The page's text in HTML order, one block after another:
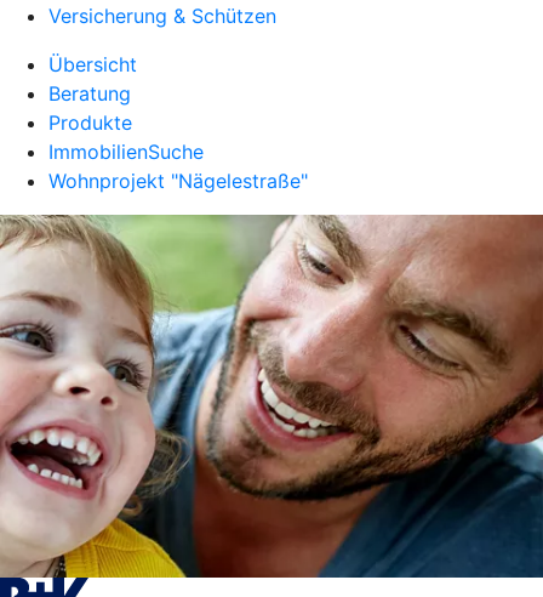
Versicherung & Schützen
Übersicht
Beratung
Produkte
ImmobilienSuche
Wohnprojekt "Nägelestraße"